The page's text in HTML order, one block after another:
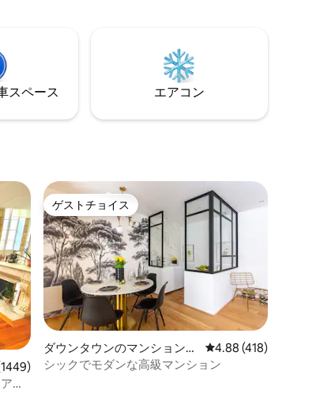
ス⁠ペ⁠ー⁠ス エアコン
1449件、5つ星中4.95つ星の平均評価
パ
ゲストチョイス
ゲストチョイス
ダウンタウンのマンション・
アパート
レビュー418件、5つ
4.88 (418)
シックでモダンな高級マンション